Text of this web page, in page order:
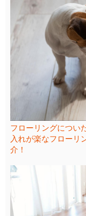
フローリングについ
入れが楽なフローリ
介！